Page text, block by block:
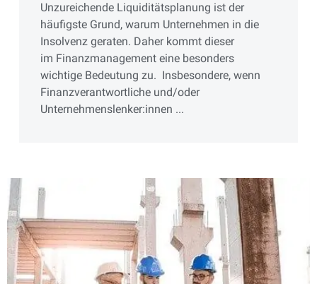
Unzureichende Liquiditätsplanung ist der
häufigste Grund, warum Unternehmen in die
Insolvenz geraten. Daher kommt dieser
im Finanzmanagement eine besonders
wichtige Bedeutung zu. Insbesondere, wenn
Finanzverantwortliche und/oder
Unternehmenslenker:innen ...